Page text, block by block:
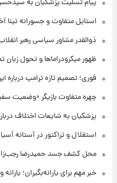
پیام تسلیت پزشکیان به سیدحسن
استایل متفاوت و جسورانه تینا آخوندتبار در ۳۹
ذوالقدر مشاور سیاسی رهبر انقلاب
ظهور میکرودراماها و تحول زبان
فوری؛ تصمیم تازه ترامپ درباره
چهره متفاوت بازیگر «وضعیت
پزشکیان به شایعات اختلاف درباره
استقلال و تراکتور در آستانه
محل کشف جسد حمیدرضا
خبر مهم برای یارانه‌بگیران؛